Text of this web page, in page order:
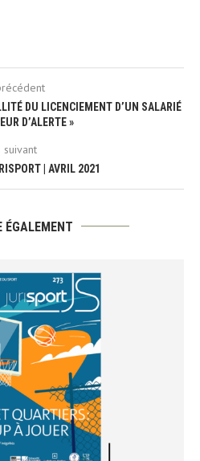
DU LICENCIEMENT D’UN SALARIÉ
D’ALERTE »
suivant
| AVRIL 2021
ÉGALEMENT